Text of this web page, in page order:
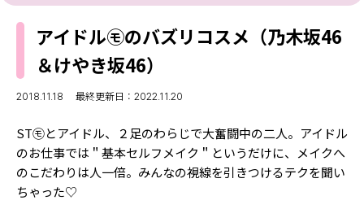
ボディケア
JKランキング・アワード
モデルの購入品
おでかけ
MODELS
MODEL'S BLOG
TikTok
Instagram
YouTube
FORTUNE
アイドル㋲のバズリコスメ（乃木坂46
＆けやき坂46）
2018.11.18 最終更新日：2022.11.20
ST㋲とアイドル、２足のわらじで大奮闘中の二人。アイドル
のお仕事では＂基本セルフメイク＂というだけに、メイクへ
のこだわりは人一倍。みんなの視線を引きつけるテクを聞い
ちゃった♡